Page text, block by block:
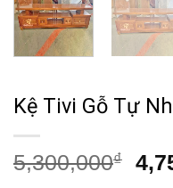
Kệ Tivi Gỗ Tự
5,300,000₫
Giá